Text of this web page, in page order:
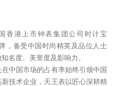
香港上市钟表集团公司时计宝
，备受中国时尚精英及品位人士
名度、美誉度及影响力。
中国市场的占有率始终引领中国
技术企业，天王表以匠心深耕精